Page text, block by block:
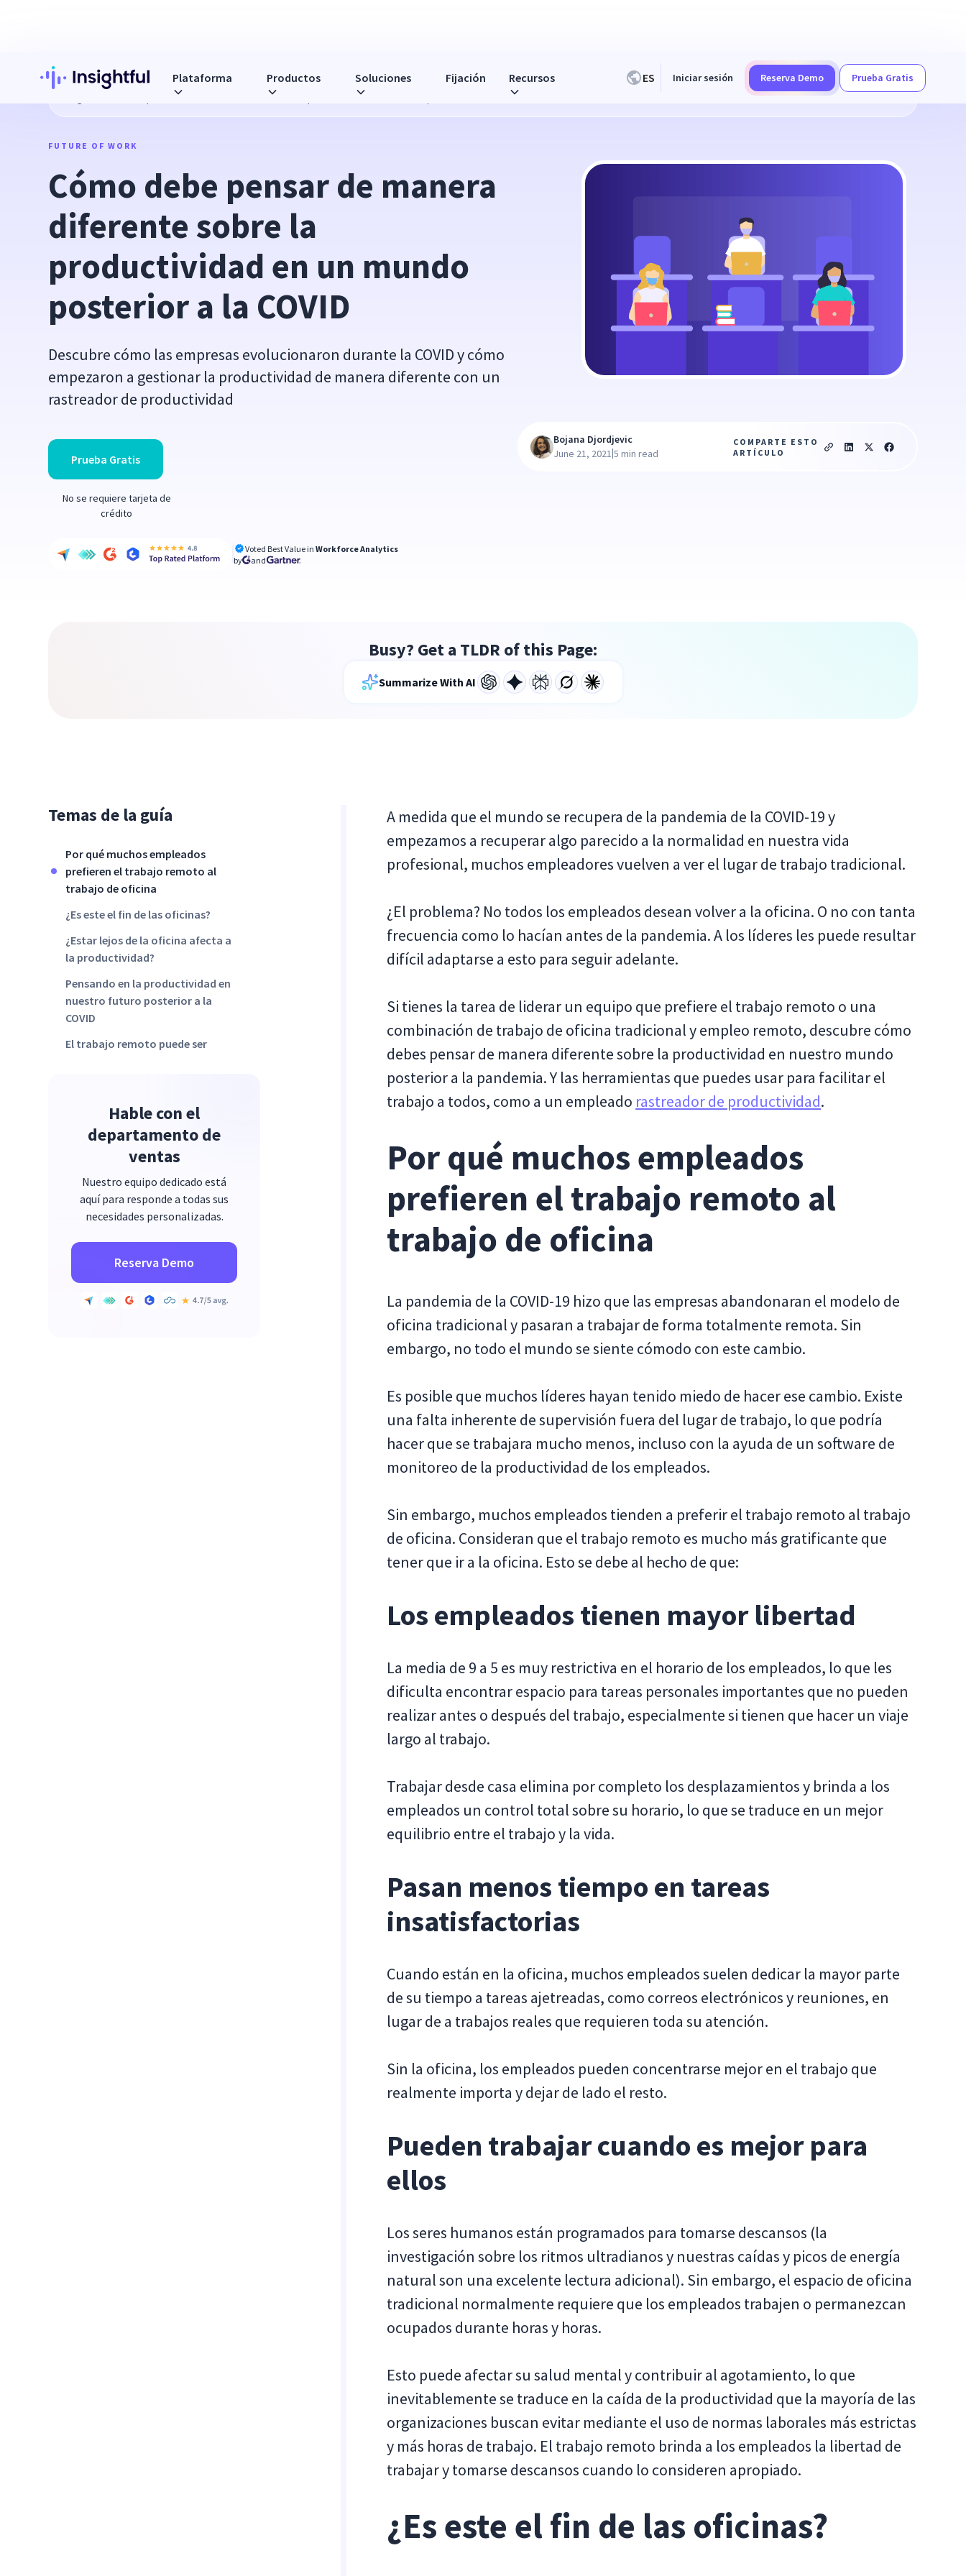
Plataforma Productos Soluciones Fijación Recursos ES Iniciar sesión Reserva Demo
Prueba Gratis
Cómo debe pensar de manera diferente sobre la productividad en un mundo posterior a la COVID
FUTURE OF WORK
Cómo debe pensar de manera
diferente sobre la
productividad en un mundo
posterior a la COVID
Descubre cómo las empresas evolucionaron durante la COVID y cómo
empezaron a gestionar la productividad de manera diferente con un
rastreador de productividad
Prueba Gratis
No se requiere tarjeta de
crédito
Voted Best Value inWorkforce Analytics
by
and
Bojana Djordjevic
June 21, 2021|5 min read
COMPARTE ESTO
ARTÍCULO
Busy? Get a TLDR of this Page:
Summarize With AI
Temas de la guía
Por qué muchos empleados
prefieren el trabajo remoto al
trabajo de oficina
¿Es este el fin de las oficinas?
¿Estar lejos de la oficina afecta a
la productividad?
Pensando en la productividad en
nuestro futuro posterior a la
COVID
El trabajo remoto puede ser
Hable con el
departamento de
ventas
Nuestro equipo dedicado está
aquí para responde a todas sus
necesidades personalizadas.
Reserva Demo
A medida que el mundo se recupera de la pandemia de la COVID-19 y
empezamos a recuperar algo parecido a la normalidad en nuestra vida
profesional, muchos empleadores vuelven a ver el lugar de trabajo tradicional.
¿El problema? No todos los empleados desean volver a la oficina. O no con tanta
frecuencia como lo hacían antes de la pandemia. A los líderes les puede resultar
difícil adaptarse a esto para seguir adelante.
Si tienes la tarea de liderar un equipo que prefiere el trabajo remoto o una
combinación de trabajo de oficina tradicional y empleo remoto, descubre cómo
debes pensar de manera diferente sobre la productividad en nuestro mundo
posterior a la pandemia. Y las herramientas que puedes usar para facilitar el
trabajo a todos, como a un empleado rastreador de productividad.
Por qué muchos empleados
prefieren el trabajo remoto al
trabajo de oficina
La pandemia de la COVID-19 hizo que las empresas abandonaran el modelo de
oficina tradicional y pasaran a trabajar de forma totalmente remota. Sin
embargo, no todo el mundo se siente cómodo con este cambio.
Es posible que muchos líderes hayan tenido miedo de hacer ese cambio. Existe
una falta inherente de supervisión fuera del lugar de trabajo, lo que podría
hacer que se trabajara mucho menos, incluso con la ayuda de un software de
monitoreo de la productividad de los empleados.
Sin embargo, muchos empleados tienden a preferir el trabajo remoto al trabajo
de oficina. Consideran que el trabajo remoto es mucho más gratificante que
tener que ir a la oficina. Esto se debe al hecho de que:
Los empleados tienen mayor libertad
La media de 9 a 5 es muy restrictiva en el horario de los empleados, lo que les
dificulta encontrar espacio para tareas personales importantes que no pueden
realizar antes o después del trabajo, especialmente si tienen que hacer un viaje
largo al trabajo.
Trabajar desde casa elimina por completo los desplazamientos y brinda a los
empleados un control total sobre su horario, lo que se traduce en un mejor
equilibrio entre el trabajo y la vida.
Pasan menos tiempo en tareas
insatisfactorias
Cuando están en la oficina, muchos empleados suelen dedicar la mayor parte
de su tiempo a tareas ajetreadas, como correos electrónicos y reuniones, en
lugar de a trabajos reales que requieren toda su atención.
Sin la oficina, los empleados pueden concentrarse mejor en el trabajo que
realmente importa y dejar de lado el resto.
Pueden trabajar cuando es mejor para
ellos
Los seres humanos están programados para tomarse descansos (la
investigación sobre los ritmos ultradianos y nuestras caídas y picos de energía
natural son una excelente lectura adicional). Sin embargo, el espacio de oficina
tradicional normalmente requiere que los empleados trabajen o permanezcan
ocupados durante horas y horas.
Esto puede afectar su salud mental y contribuir al agotamiento, lo que
inevitablemente se traduce en la caída de la productividad que la mayoría de las
organizaciones buscan evitar mediante el uso de normas laborales más estrictas
y más horas de trabajo. El trabajo remoto brinda a los empleados la libertad de
trabajar y tomarse descansos cuando lo consideren apropiado.
¿Es este el fin de las oficinas?